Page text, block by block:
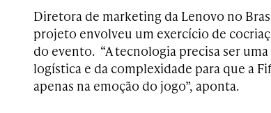
Diretora de marketing da Lenovo no
projeto envolveu um exercício de
do evento. “A tecnologia precisa ser
logística e da complexidade para que a
apenas na emoção do jogo”, aponta.